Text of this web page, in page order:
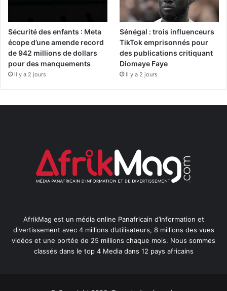
Sécurité des enfants : Meta
écope d’une amende record
de 942 millions de dollars
pour des manquements
il y a 2 jours
Sénégal : trois influenceurs
TikTok emprisonnés pour
des publications critiquant
Diomaye Faye
il y a 2 jours
AfrikMag est un média online Panafricain d’information et
divertissement avec 4 millions d’utilisateurs, 8 millions des vues
vidéos et une portée de 25 millions chaque mois. Nous sommes
classés dans le top 4 Media dans 12 pays africains